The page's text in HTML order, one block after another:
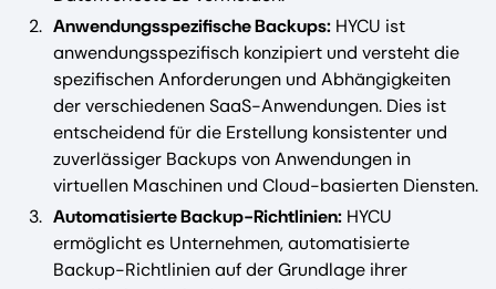
Anwendungsspezifische Backups: HYCU ist
anwendungsspezifisch konzipiert und versteht die
spezifischen Anforderungen und Abhängigkeiten
der verschiedenen SaaS-Anwendungen. Dies ist
entscheidend für die Erstellung konsistenter und
zuverlässiger Backups von Anwendungen in
virtuellen Maschinen und Cloud-basierten Diensten.
Automatisierte Backup-Richtlinien: HYCU
ermöglicht es Unternehmen, automatisierte
Backup-Richtlinien auf der Grundlage ihrer